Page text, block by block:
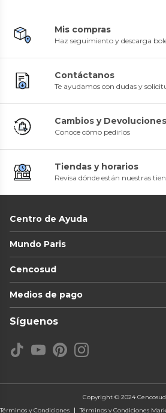
Mis compras
Haz seguimiento y descarga
Contáctanos
Te ayudamos con dudas y
Cambios y Devoluciones
Conoce cómo pedirlos
Tiendas y horarios
Revisa dónde están nuestras
Centro de Ayuda
Mundo Paris
Cencosud
Medios de pago
Síguenos
Copyright © 2024
Términos y Condiciones
Términos y Condiciones